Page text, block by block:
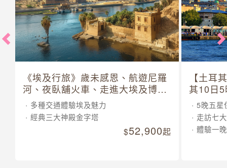
《埃及行旅》歲未感恩、航遊尼羅
河、夜臥舖火車、走進大埃及博物
館 10 日
多種交通體驗埃及魅力
經典三大神殿金字塔
52,900起
【土耳
其10日
5晚五星
走訪七
體驗一